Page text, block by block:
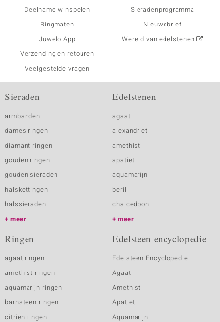
Deelname winspelen
Ringmaten
Juwelo App
Verzending en retouren
Veelgestelde vragen
Sieradenprogramma
Nieuwsbrief
Wereld van edelstenen
Sieraden
armbanden
dames ringen
diamant ringen
gouden ringen
gouden sieraden
halskettingen
halssieraden
meer
Edelstenen
agaat
alexandriet
amethist
apatiet
aquamarijn
beril
chalcedoon
meer
Ringen
agaat ringen
amethist ringen
aquamarijn ringen
barnsteen ringen
citrien ringen
Edelsteen encyclopedie
Edelsteen Encyclopedie
Agaat
Amethist
Apatiet
Aquamarijn